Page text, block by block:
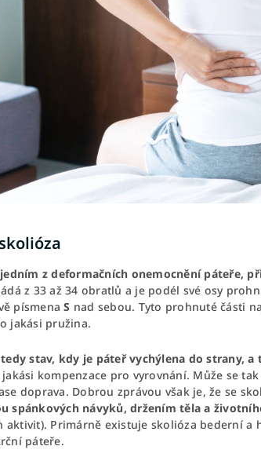
jedním z deformačních onemocnění páteře,
z 33 až 34 obratlů a je podél své osy
písmenaS nad sebou. Tyto prohnuté části
jakási pružina.
stav, kdy je páteř vychýlena do strany,
kompenzace pro vyrovnání. Může se
doprava. Dobrou zprávou však je, že se
spánkových návyků, držením těla a
aktivit). Primárně existuje skolióza bederní a
páteře.